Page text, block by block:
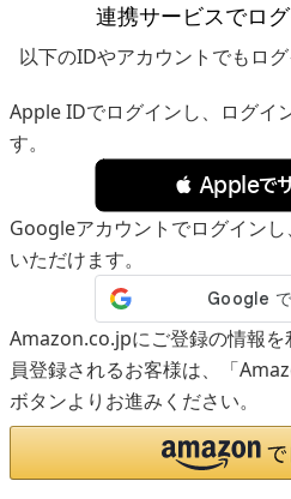
連携サービスでロ
以下のIDやアカウントでもロ
Apple IDでログインし、ログイ
す。
 Appleでサ
Googleアカウントでログイン
いただけます。
Amazon.co.jpにご登録の情報
員登録されるお客様は、「
ボタンよりお進みください。